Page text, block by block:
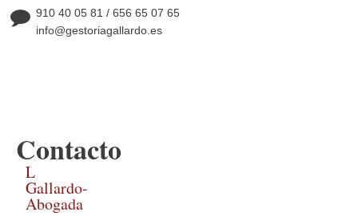
910 40 05 81 /656 65 07 65
info@gestoriagallardo.es
Contacto
L
Gallardo-
Abogada